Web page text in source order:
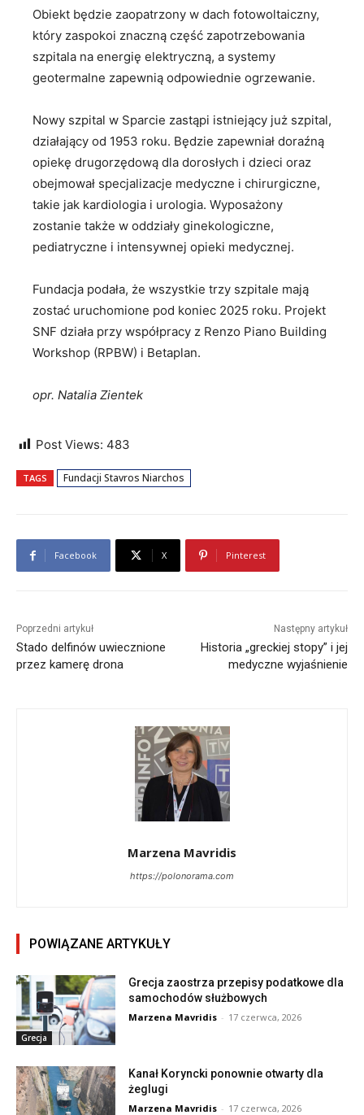
Obiekt będzie zaopatrzony w dach fotowoltaiczny,
który zaspokoi znaczną część zapotrzebowania
szpitala na energię elektryczną, a systemy
geotermalne zapewnią odpowiednie ogrzewanie.
Nowy szpital w Sparcie zastąpi istniejący już szpital,
działający od 1953 roku. Będzie zapewniał doraźną
opiekę drugorzędową dla dorosłych i dzieci oraz
obejmował specjalizacje medyczne i chirurgiczne,
takie jak kardiologia i urologia. Wyposażony
zostanie także w oddziały ginekologiczne,
pediatryczne i intensywnej opieki medycznej.
Fundacja podała, że wszystkie trzy szpitale mają
zostać uruchomione pod koniec 2025 roku. Projekt
SNF działa przy współpracy z Renzo Piano Building
Workshop (RPBW) i Betaplan.
opr. Natalia Zientek
Post Views: 483
TAGS Fundacji Stavros Niarchos
Facebook X Pinterest
Poprzedni artykuł
Stado delfinów uwiecznione
przez kamerę drona
Następny artykuł
Historia „greckiej stopy” i jej
medyczne wyjaśnienie
Marzena Mavridis
https://polonorama.com
POWIĄZANE ARTYKUŁY
Grecja
Grecja zaostrza przepisy podatkowe dla
samochodów służbowych
Marzena Mavridis - 17 czerwca, 2026
Kanał Koryncki ponownie otwarty dla
żeglugi
Marzena Mavridis - 17 czerwca, 2026